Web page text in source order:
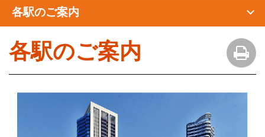
各駅のご案内
各駅のご案内